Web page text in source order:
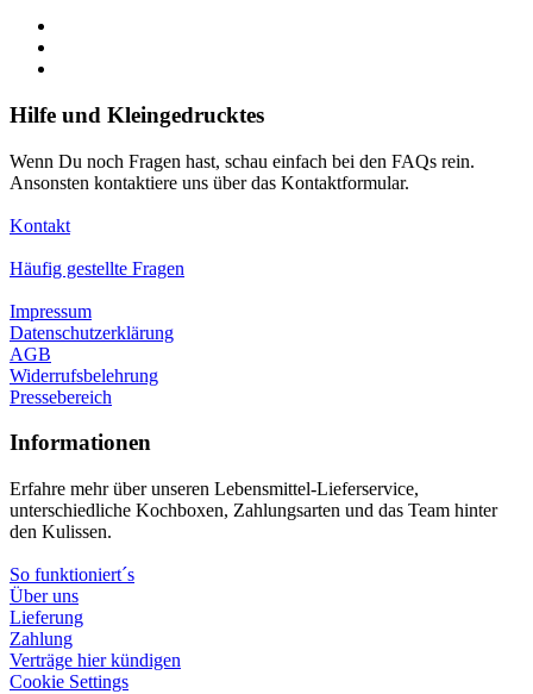
Hilfe und Kleingedrucktes
Wenn Du noch Fragen hast, schau einfach bei den FAQs rein.
Ansonsten kontaktiere uns über das Kontaktformular.
Kontakt
Häufig gestellte Fragen
Impressum
Datenschutzerklärung
AGB
Widerrufsbelehrung
Pressebereich
Informationen
Erfahre mehr über unseren Lebensmittel-Lieferservice,
unterschiedliche Kochboxen, Zahlungsarten und das Team hinter
den Kulissen.
So funktioniert´s
Über uns
Lieferung
Zahlung
Verträge hier kündigen
Cookie Settings